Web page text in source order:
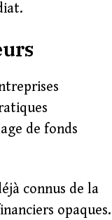
de fonds
connus de la
opaques.